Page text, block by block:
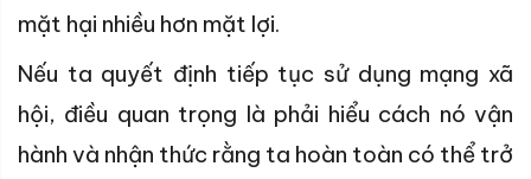
mặt hại nhiều hơn mặt lợi.
Nếu ta quyết định tiếp tục sử dụng mạng xã
hội, điều quan trọng là phải hiểu cách nó vận
hành và nhận thức rằng ta hoàn toàn có thể trở